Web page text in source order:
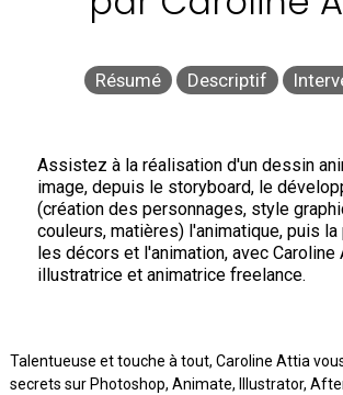
Résumé Descriptif
Assistez à la réalisation d'un dessin
image, depuis le storyboard, le
(création des personnages, style
couleurs, matières) l'animatique, puis la
les décors et l'animation, avec Caroline
illustratrice et animatrice freelance.
Talentueuse et touche à tout, Caroline Attia
secrets sur Photoshop, Animate, Illustrator,